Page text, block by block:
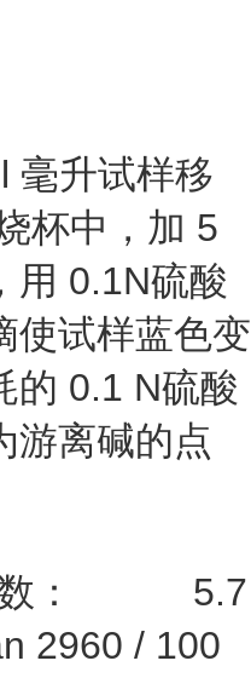
毫升试样移
杯中，加 5
用 0.1N硫酸
使试样蓝色变
的 0.1 N硫酸
游离碱的点
点数： 5.7
2960 / 100